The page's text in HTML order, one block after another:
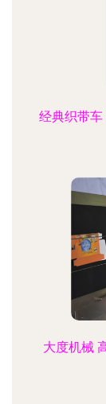
经典织带车
大度机械